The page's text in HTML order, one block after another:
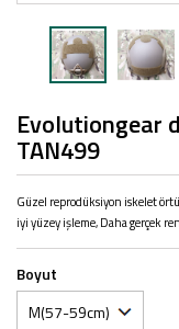
Evolutiongear
TAN499
Güzel reprodüksiyon iskelet
iyi yüzey işleme, Daha gerçek
Boyut